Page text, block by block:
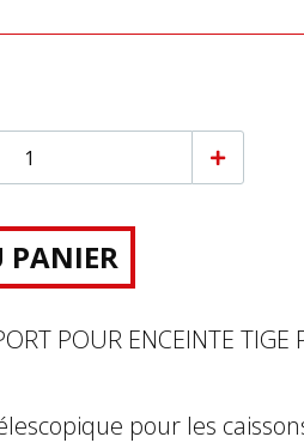
PANIER
POUR ENCEINTE TIGE
pour les